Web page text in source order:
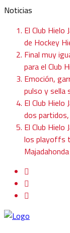
Noticias
El Club Hielo
de Hockey
Final muy
para el Club
Emoción,
pulso y sella
El Club Hielo
dos
El Club
los playoffs
Majadahonda